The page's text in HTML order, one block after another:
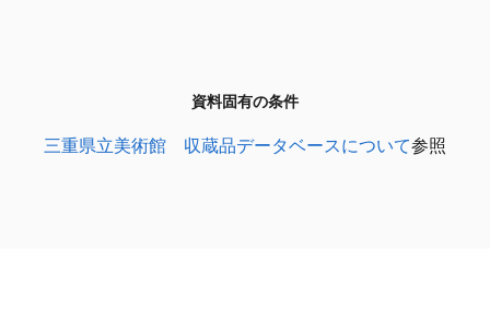
資料固有の条件
三重県立美術館 収蔵品データベースについて参照